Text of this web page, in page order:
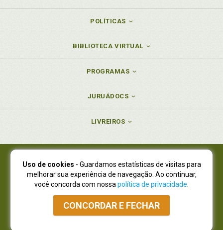
POLÍTICAS
BIBLIOTECA VIRTUAL
PROGRAMAS
JURUÁDOCS
LIVREIROS
Juruá Editora Ltda., CNPJ 77.535.508/0001-19
Juruá Informática Ltda., CNPJ 01.701.561/0001-80
NOVO ENDEREÇO:R. Flávio Dallegrave, 7665, São Lourenço |
Curitiba - Paraná - CEP 82210-310
Atendimento: (41) 4009-3900|Vendas Atacado: (41) 4009-3939
Atendimento via Whatsapp
Uso de cookies - Guardamos estatísticas de visitas para
melhorar sua experiência de navegação. Ao continuar,
você concorda com nossa política de privacidade
CONCORDAR E FECHAR